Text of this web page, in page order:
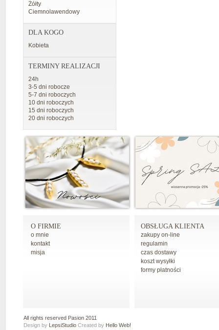
Żółty
Ciemnolawendowy
DLA KOGO
Kobieta
TERMINY REALIZACJI
24h
3-5 dni robocze
5-7 dni roboczych
10 dni roboczych
15 dni roboczych
20 dni roboczych
O FIRMIE
o mnie
kontakt
misja
OBSŁUGA KLIENTA
zakupy on-line
regulamin
czas dostawy
koszt wysyłki
formy płatności
All rights reserved Pasion 2011
Design by LepsiStudio Created by Hello Web!